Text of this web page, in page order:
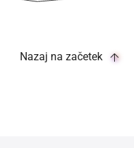
Nazaj na začetek